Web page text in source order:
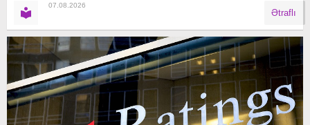
07.08.2026
Ətraflı